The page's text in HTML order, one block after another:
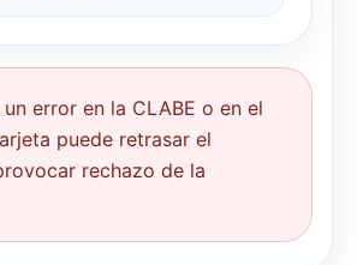
un error en la CLABE o en el
puede retrasar el
rechazo de la